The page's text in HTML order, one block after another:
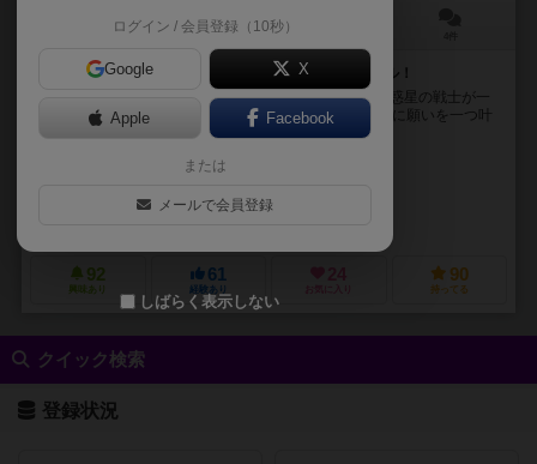
15～30分
簡単ルールでサクッと楽しめる惑星代表バトルロイヤル！
■ 概要 惑星「ナグリアイ」に集められた戦士達。 どの惑星の戦士が一
番強いのか、 神がバトルロイヤルを開催！ 優勝者は神に願いを一つ叶
えてもらえる！ サイコロに...
シュンロイド（SHUNROID）
92
興味あり
61
経験あり お気に入り
90
持ってる
クイック検索
登録状況
ログイン / 会員登録（10秒）
Google X
Apple Facebook
または
メールで会員登録
しばらく表示しない